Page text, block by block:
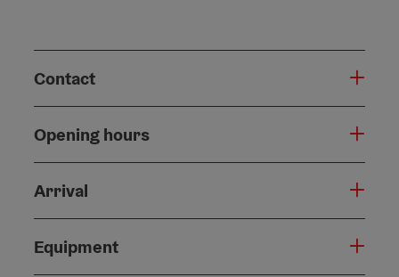
Contact
Opening hours
Arrival
Equipment